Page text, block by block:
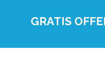
GRATIS